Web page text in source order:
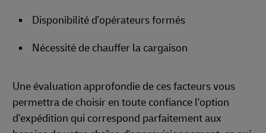
Disponibilité d'opérateurs formés
Nécessité de chauffer la cargaison
Une évaluation approfondie de ces facteurs vous
permettra de choisir en toute confiance l'option
d'expédition qui correspond parfaitement aux